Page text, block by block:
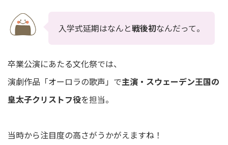
入学式延期はなんと戦後初なんだって。
卒業公演にあたる文化祭では、
演劇作品「オーロラの歌声」で主演・スウェーデン王国の
皇太子クリストフ役を担当。
当時から注目度の高さがうかがえますね！